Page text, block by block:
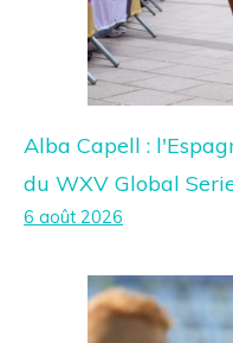
Alba Capell :
du WXV Global
6 août 2026